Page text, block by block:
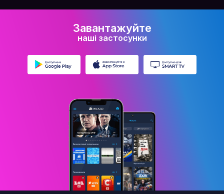
Завантажуйте
наші застосунки